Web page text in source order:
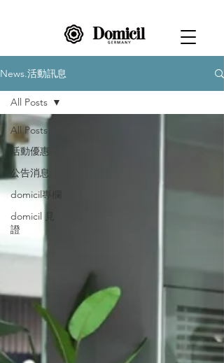
News.活動訊息
All Posts
活動優惠
公告消息
domicil專欄
domicil 見
證
All Posts